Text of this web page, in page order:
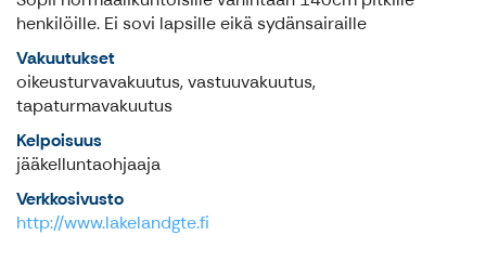
henkilöille. Ei sovi lapsille eikä sydänsairaille
Vakuutukset
oikeusturvavakuutus, vastuuvakuutus,
tapaturmavakuutus
Kelpoisuus
jääkelluntaohjaaja
Verkkosivusto
http://www.lakelandgte.fi